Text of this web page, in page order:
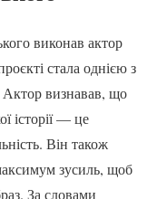
виконав актор
стала однією з
Актор визнавав, що
історії — це
Він також
зусиль, щоб
За словами